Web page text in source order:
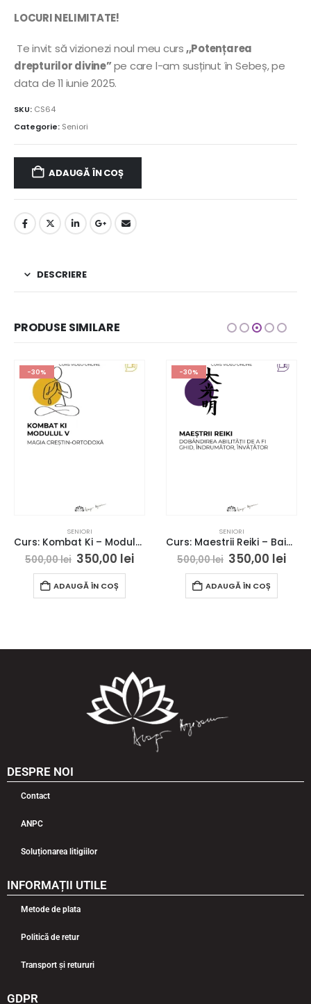
LOCURI NELIMITATE!
Te invit să vizionezi noul meu curs,,Potențarea
drepturilor divine”pe care l-am susținut în Sebeș, pe
data de 11 iunie 2025.
SKU: CS64
Categorie: Seniori
ADAUGĂ ÎN COȘ
DESCRIERE
PRODUSE SIMILARE
-30%
SENIORI
Curs: Kombat Ki – Modulul V – Bucuresti – acces online (Seniori)
500,00lei 350,00 lei
ADAUGĂ ÎN COȘ
-30%
SENIORI
Curs: Maestrii Reiki – Baia Mare – acces online (Seniori)
500,00lei 350,00 lei
ADAUGĂ ÎN COȘ
DESPRE NOI
Contact
ANPC
Soluționarea litigiilor
INFORMAȚII UTILE
Metode de plata
Politică de retur
Transport și retururi
GDPR